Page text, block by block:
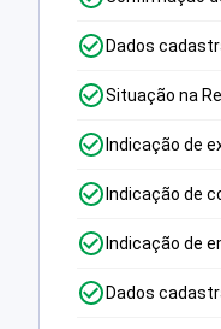
Dados
Situação na
Indicação de
Indicação de
Indicação de
Dados